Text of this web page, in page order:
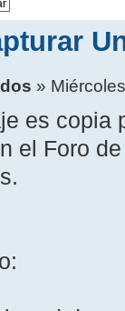
»
es copia
el Foro